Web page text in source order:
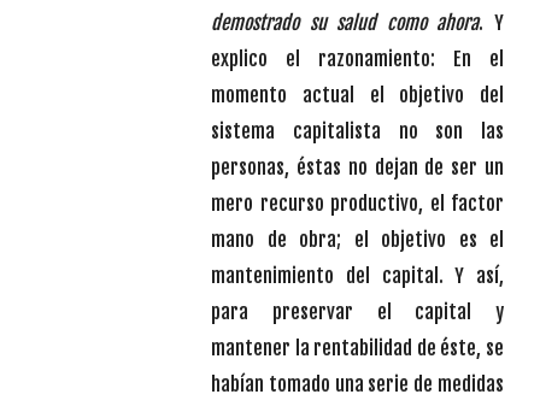
demostrado su salud como ahora. Y
explico el razonamiento: En el
momento actual el objetivo del
sistema capitalista no son las
personas, éstas no dejan de ser un
mero recurso productivo, el factor
mano de obra; el objetivo es el
mantenimiento del capital. Y así,
para preservar el capital y
mantener la rentabilidad de éste, se
habían tomado una serie de medidas